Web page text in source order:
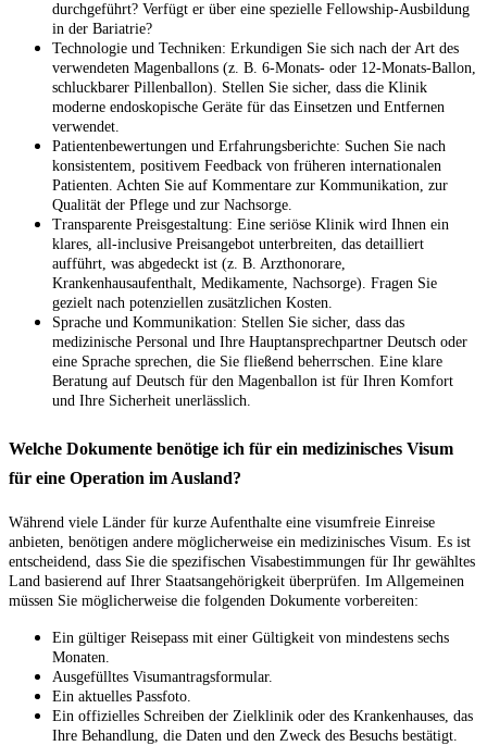
durchgeführt? Verfügt er über eine spezielle Fellowship-Ausbildung
in der Bariatrie?
Technologie und Techniken: Erkundigen Sie sich nach der Art des
verwendeten Magenballons (z. B. 6-Monats- oder 12-Monats-Ballon,
schluckbarer Pillenballon). Stellen Sie sicher, dass die Klinik
moderne endoskopische Geräte für das Einsetzen und Entfernen
verwendet.
Patientenbewertungen und Erfahrungsberichte: Suchen Sie nach
konsistentem, positivem Feedback von früheren internationalen
Patienten. Achten Sie auf Kommentare zur Kommunikation, zur
Qualität der Pflege und zur Nachsorge.
Transparente Preisgestaltung: Eine seriöse Klinik wird Ihnen ein
klares, all-inclusive Preisangebot unterbreiten, das detailliert
aufführt, was abgedeckt ist (z. B. Arzthonorare,
Krankenhausaufenthalt, Medikamente, Nachsorge). Fragen Sie
gezielt nach potenziellen zusätzlichen Kosten.
Sprache und Kommunikation: Stellen Sie sicher, dass das
medizinische Personal und Ihre Hauptansprechpartner Deutsch oder
eine Sprache sprechen, die Sie fließend beherrschen. Eine klare
Beratung auf Deutsch für den Magenballon ist für Ihren Komfort
und Ihre Sicherheit unerlässlich.
Welche Dokumente benötige ich für ein medizinisches Visum
für eine Operation im Ausland?
Während viele Länder für kurze Aufenthalte eine visumfreie Einreise
anbieten, benötigen andere möglicherweise ein medizinisches Visum. Es ist
entscheidend, dass Sie die spezifischen Visabestimmungen für Ihr gewähltes
Land basierend auf Ihrer Staatsangehörigkeit überprüfen. Im Allgemeinen
müssen Sie möglicherweise die folgenden Dokumente vorbereiten:
Ein gültiger Reisepass mit einer Gültigkeit von mindestens sechs
Monaten.
Ausgefülltes Visumantragsformular.
Ein aktuelles Passfoto.
Ein offizielles Schreiben der Zielklinik oder des Krankenhauses, das
Ihre Behandlung, die Daten und den Zweck des Besuchs bestätigt.